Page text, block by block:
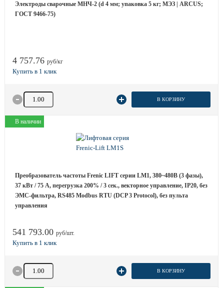
Электроды сварочные МНЧ-2 (d 4 мм; упаковка 5 кг; МЭЗ | ARCUS;
ГОСТ 9466-75)
4 757.76 руб/кг
Количество товара В КОРЗИНУ
В наличии
Преобразователь частоты Frenic LIFT серии LM1, 380~480B (3 фазы),
37 кВт / 75 A, перегрузка 200% / 3 сек., векторное управление, IP20, без
ЭМС-фильтра, RS485 Modbus RTU (DCP 3 Protocol), без пульта
управления
541 793.00 руб/шт.
Количество товара В КОРЗИНУ